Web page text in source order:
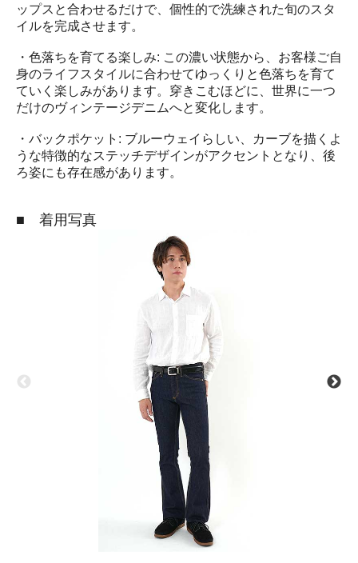
ップスと合わせるだけで、個性的で洗練された旬のスタ
イルを完成させます。
・色落ちを育てる楽しみ: この濃い状態から、お客様ご自
身のライフスタイルに合わせてゆっくりと色落ちを育て
ていく楽しみがあります。穿きこむほどに、世界に一つ
だけのヴィンテージデニムへと変化します。
・バックポケット: ブルーウェイらしい、カーブを描くよ
うな特徴的なステッチデザインがアクセントとなり、後
ろ姿にも存在感があります。
■ 着用写真